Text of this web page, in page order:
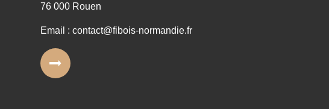
76 000 Rouen
Email : contact@fibois-normandie.fr